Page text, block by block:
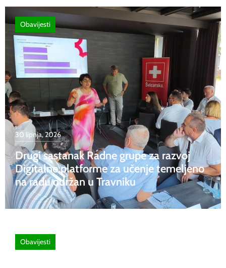
30 lipnja, 2026
Drugi sastanak Radne grupe za razvoj
Digitalne platforme za učenje temeljeno
na radu održan u Travniku
Obavijesti
Obavijesti